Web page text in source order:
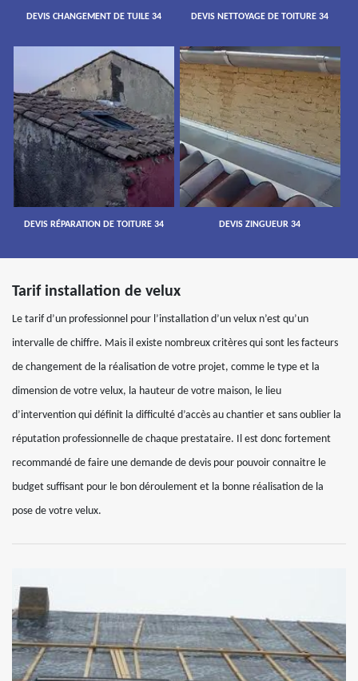
DEVIS CHANGEMENT DE TUILE 34 DEVIS NETTOYAGE DE TOITURE 34
DEVIS RÉPARATION DE TOITURE 34 DEVIS ZINGUEUR 34
Tarif installation de velux
Le tarif d’un professionnel pour l’installation d’un velux n’est qu’un
intervalle de chiffre. Mais il existe nombreux critères qui sont les facteurs
de changement de la réalisation de votre projet, comme le type et la
dimension de votre velux, la hauteur de votre maison, le lieu
d’intervention qui définit la difficulté d’accès au chantier et sans oublier la
réputation professionnelle de chaque prestataire. Il est donc fortement
recommandé de faire une demande de devis pour pouvoir connaitre le
budget suffisant pour le bon déroulement et la bonne réalisation de la
pose de votre velux.